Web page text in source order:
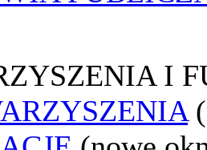
I